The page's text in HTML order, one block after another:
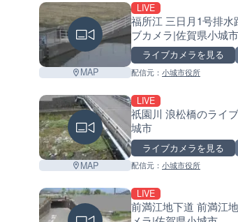
MAP
LIVE
福所江 三日月1号排水
ブカメラ|佐賀県小城市
ライブカメラを見る
配信元： 小城市役所
MAP
LIVE
祇園川 浪松橋のライ
城市
ライブカメラを見る
配信元： 小城市役所
LIVE
前満江地下道 前満江